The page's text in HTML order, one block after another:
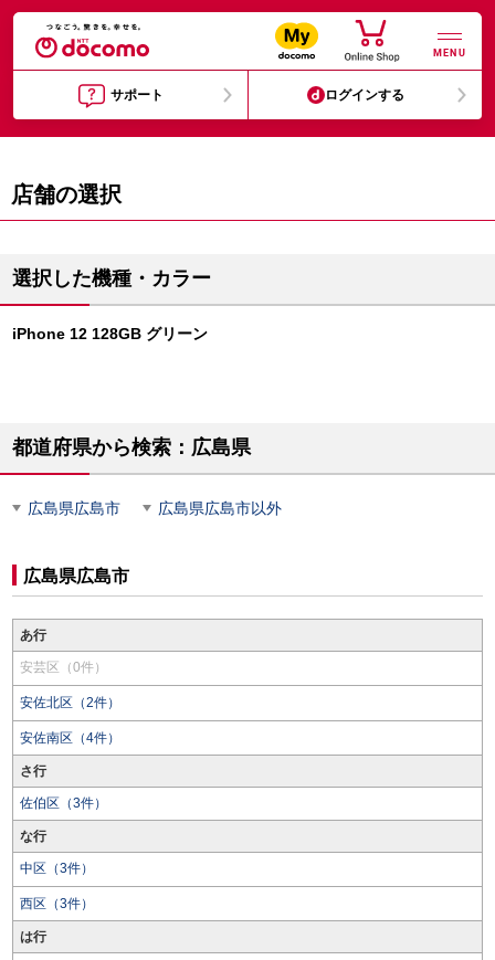
MENU
サポート ログインする
店舗の選択
選択した機種・カラー
iPhone 12 128GB グリーン
都道府県から検索：広島県
広島県広島市 広島県広島市以外
広島県広島市
あ行
安芸区（0件）
安佐北区（2件）
安佐南区（4件）
さ行
佐伯区（3件）
な行
中区（3件）
西区（3件）
は行